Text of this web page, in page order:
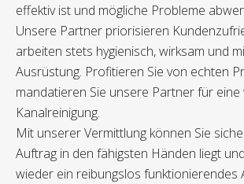
effektiv ist und mögliche Probleme
Unsere Partner priorisieren
arbeiten stets hygienisch, wirksam und
Ausrüstung. Profitieren Sie von echten
mandatieren Sie unsere Partner für eine
Kanalreinigung.
Mit unserer Vermittlung können Sie
Auftrag in den fähigsten Händen liegt
wieder ein reibungslos funktionierendes